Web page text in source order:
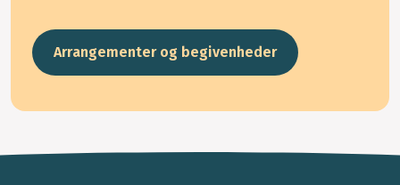
Arrangementer og begivenheder